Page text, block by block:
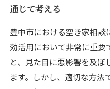
通じて考える
豊中市における空き家相
効活用において非常に重要
と、見た目に悪影響を及
ます。しかし、適切な方